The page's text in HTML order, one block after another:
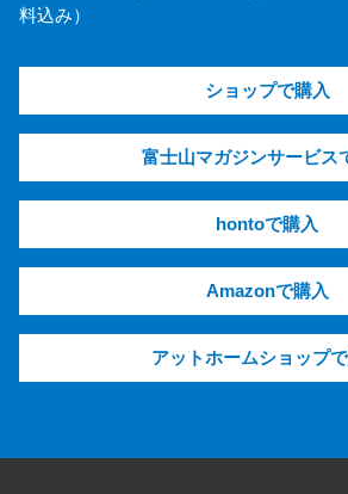
料込み）
ショップで購入
富士山マガジンサービス
hontoで購入
Amazonで購入
アットホームショップ